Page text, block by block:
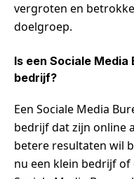
vergroten en
doelgroep.
Is een Sociale
bedrijf?
Een Sociale Media
bedrijf dat zijn online
betere resultaten wil
nu een klein bedrijf